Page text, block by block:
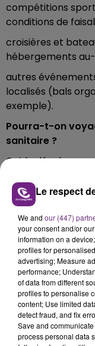
compétitions
conditions de
croisières et
hébergements au-
autres
localisés (bals
exemple).
Pourra-t-on
sanitaire ?
Oui, le
également à la
européenne de
numérique ».
Différents types
test virologique
rétablissement
vaccination.
Quand sera-t-il
Le pass sanitaire
Le respect
We and our (447)
your consent and/or
information on a
profiles for
advertising; Measure
performance;
of data from different
profiles to personalise
content; Use limited
detect fraud, and fix
Save and
process personal data